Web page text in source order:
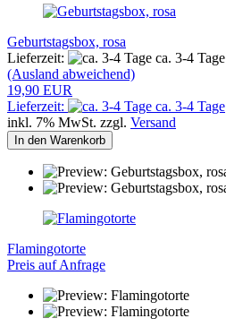
Geburtstagsbox, rosa
Lieferzeit:
ca. 3-4 Tage
(Ausland abweichend)
19,90 EUR
Lieferzeit:
ca. 3-4 Tage
inkl. 7% MwSt. zzgl. Versand
In den Warenkorb
Flamingotorte
Preis auf Anfrage